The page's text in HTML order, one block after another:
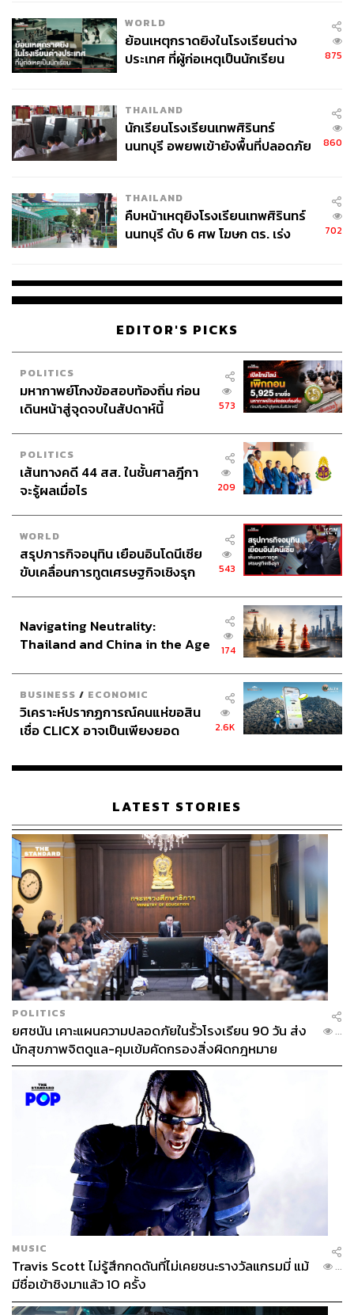
WORLD
ย้อนเหตุกราดยิงในโรงเรียนต่าง
ประเทศ ที่ผู้ก่อเหตุเป็นนักเรียน
875
THAILAND
นักเรียนโรงเรียนเทพศิรินทร์
นนทบุรี อพยพเข้ายังพื้นที่ปลอดภัย
860
THAILAND
คืบหน้าเหตุยิงโรงเรียนเทพศิรินทร์
นนทบุรี ดับ 6 ศพ โฆษก ตร. เร่ง
702
EDITOR'S PICKS
POLITICS
มหากาพย์โกงข้อสอบท้องถิ่น ก่อน
เดินหน้าสู่จุดจบในสัปดาห์นี้
573
POLITICS
เส้นทางคดี 44 สส. ในชั้นศาลฎีกา
จะรู้ผลเมื่อไร
209
WORLD
สรุปภารกิจอนุทิน เยือนอินโดนีเซีย
ขับเคลื่อนการทูตเศรษฐกิจเชิงรุก
543
Navigating Neutrality:
Thailand and China in the Age
174
BUSINESS / ECONOMIC
วิเคราะห์ปรากฏการณ์คนแห่ขอสิน
เชื่อ CLICX อาจเป็นเพียงยอด
เรือนไทยที่ถูกซุกไว้
2.6K
LATEST STORIES
POLITICS
ยศชนัน เคาะแผนความปลอดภัยในรั้วโรงเรียน 90 วัน ส่ง
นักสุขภาพจิตดูแล-คุมเข้มคัดกรองสิ่งผิดกฎหมาย
...
MUSIC
Travis Scott ไม่รู้สึกกดดันที่ไม่เคยชนะรางวัลแกรมมี่ แม้
มีชื่อเข้าชิงมาแล้ว 10 ครั้ง
...